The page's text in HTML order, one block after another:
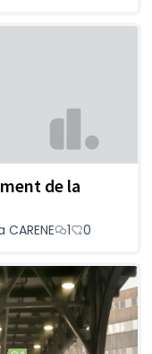
de la
1 0